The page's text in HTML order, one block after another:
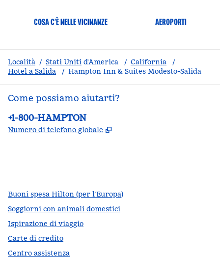
COSA C’È NELLE VICINANZE AEROPORTI
Località / Stati Uniti d'America / California
/
Hotel a Salida
/ Hampton Inn & Suites Modesto-Salida
Come possiamo aiutarti?
Telefono:
+1-800-HAMPTON
Numero di telefono globale ,
Buoni spesa Hilton (per l’Europa)
Soggiorni con animali domestici
Ispirazione di viaggio
Carte di credito
Centro assistenza